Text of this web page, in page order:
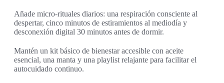
Añade micro-rituales diarios: una respiración consciente al
despertar, cinco minutos de estiramientos al mediodía y
desconexión digital 30 minutos antes de dormir.
Mantén un kit básico de bienestar accesible con aceite
esencial, una manta y una playlist relajante para facilitar el
autocuidado continuo.